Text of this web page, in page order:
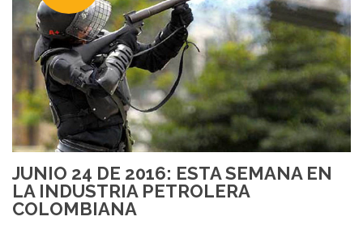
JUNIO 24 DE 2016: ESTA SEMANA EN
LA INDUSTRIA PETROLERA
COLOMBIANA